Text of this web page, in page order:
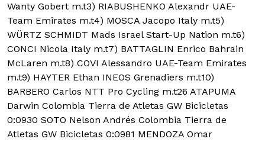
Wanty Gobert m.t3) RIABUSHENKO Alexandr UAE-
Team Emirates m.t4) MOSCA Jacopo Italy m.t5)
WÜRTZ SCHMIDT Mads Israel Start-Up Nation m.t6)
CONCI Nicola Italy m.t7) BATTAGLIN Enrico Bahrain
McLaren m.t8) COVI Alessandro UAE-Team Emirates
m.t9) HAYTER Ethan INEOS Grenadiers m.t10)
BARBERO Carlos NTT Pro Cycling m.t26 ATAPUMA
Darwin Colombia Tierra de Atletas GW Bicicletas
0:0930 SOTO Nelson Andrés Colombia Tierra de
Atletas GW Bicicletas 0:0981 MENDOZA Omar